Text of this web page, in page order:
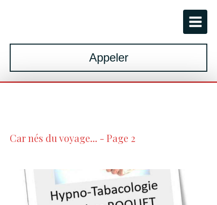
Appeler
Car nés du voyage... - Page 2